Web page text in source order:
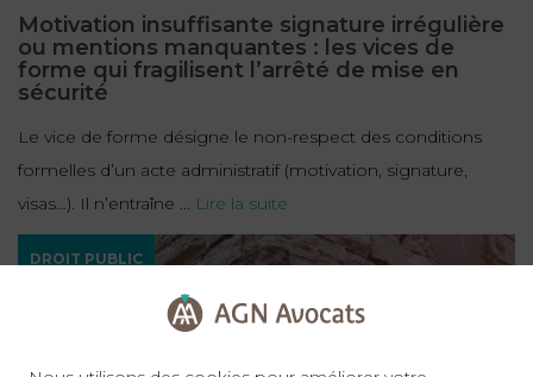
Motivation insuffisante signature irrégulière
ou mentions manquantes : les vices de
forme qui fragilisent l’arrêté de mise en
sécurité
Le vice de forme désigne le non-respect des conditions
formelles d’un acte administratif (motivation, signature,
visas…). Il n’entraîne ... Lire la suite
DROIT PUBLIC